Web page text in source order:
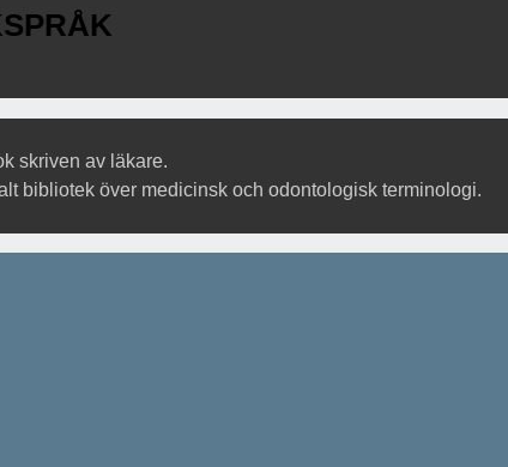
skriven av läkare.
bibliotek över medicinsk och odontologisk terminologi.